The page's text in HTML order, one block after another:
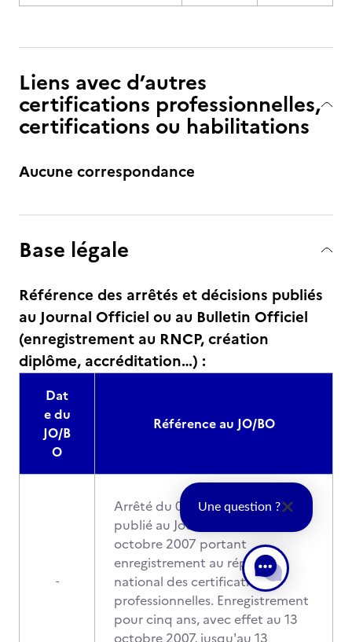
Liens avec d’autres
certifications professionnelles,
certifications ou habilitations
Aucune correspondance
Base légale
Référence des arrêtés et décisions publiés
au Journal Officiel ou au Bulletin Officiel
(enregistrement au RNCP, création
diplôme, accréditation…) :
Dat
e du
JO/B
O
Référence au JO/BO
-
Arrêté du 03 octobre 2007
publié au Journal Officiel du 13
octobre 2007 portant
enregistrement au répertoire
national des certifications
professionnelles. Enregistrement
pour cinq ans, avec effet au 13
octobre 2007, jusqu'au 13
Une question ?